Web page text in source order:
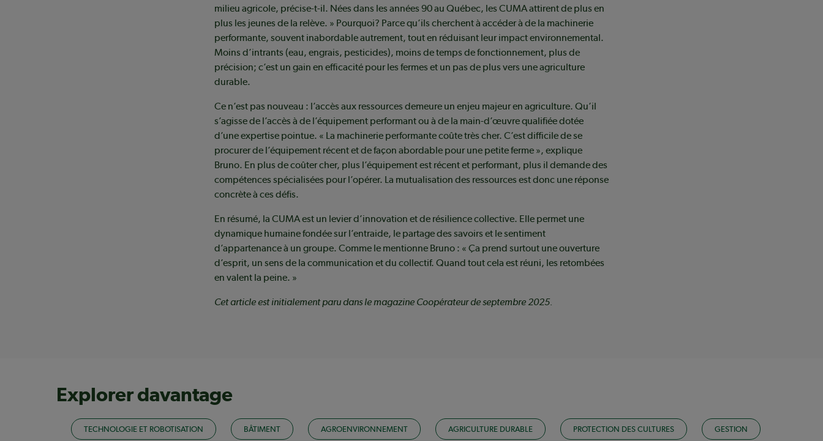
milieu agricole, précise-t-il. Nées dans les années 90 au Québec, les CUMA attirent de plus en
plus les jeunes de la relève. » Pourquoi? Parce qu’ils cherchent à accéder à de la machinerie
performante, souvent inabordable autrement, tout en réduisant leur impact environnemental.
Moins d’intrants (eau, engrais, pesticides), moins de temps de fonctionnement, plus de
précision; c’est un gain en efficacité pour les fermes et un pas de plus vers une agriculture
durable.
Ce n’est pas nouveau : l’accès aux ressources demeure un enjeu majeur en agriculture. Qu’il
s’agisse de l’accès à de l’équipement performant ou à de la main-d’œuvre qualifiée dotée
d’une expertise pointue. « La machinerie performante coûte très cher. C’est difficile de se
procurer de l’équipement récent et de façon abordable pour une petite ferme », explique
Bruno. En plus de coûter cher, plus l’équipement est récent et performant, plus il demande des
compétences spécialisées pour l’opérer. La mutualisation des ressources est donc une réponse
concrète à ces défis.
En résumé, la CUMA est un levier d’innovation et de résilience collective. Elle permet une
dynamique humaine fondée sur l’entraide, le partage des savoirs et le sentiment
d’appartenance à un groupe. Comme le mentionne Bruno : « Ça prend surtout une ouverture
d’esprit, un sens de la communication et du collectif. Quand tout cela est réuni, les retombées
en valent la peine. »
Cet article est initialement paru dans le magazine Coopérateur de septembre 2025.
Explorer davantage
TECHNOLOGIE ET ROBOTISATION BÂTIMENT AGROENVIRONNEMENT AGRICULTURE DURABLE PROTECTION DES CULTURES GESTION